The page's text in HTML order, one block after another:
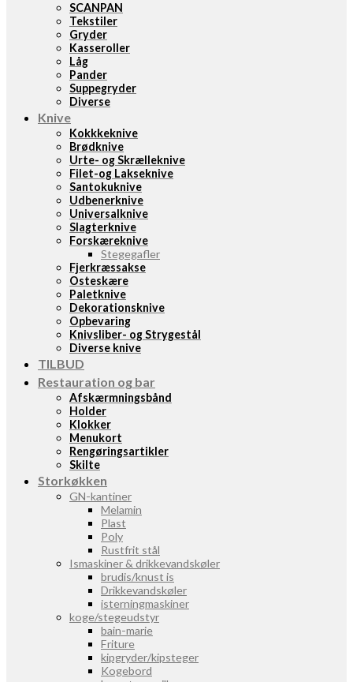
SCANPAN
Tekstiler
Gryder
Kasseroller
Låg
Pander
Suppegryder
Diverse
Knive
Kokkkeknive
Brødknive
Urte- og Skrælleknive
Filet-og Lakseknive
Santokuknive
Udbenerknive
Universalknive
Slagterknive
Forskæreknive
Stegegafler
Fjerkræssakse
Osteskære
Paletknive
Dekorationsknive
Opbevaring
Knivsliber- og Strygestål
Diverse knive
TILBUD
Restauration og bar
Afskærmningsbånd
Holder
Klokker
Menukort
Rengøringsartikler
Skilte
Storkøkken
GN-kantiner
Melamin
Plast
Poly
Rustfrit stål
Ismaskiner & drikkevandskøler
brudis/knust is
Drikkevandskøler
isterningmaskiner
koge/stegeudstyr
bain-marie
Friture
kipgryder/kipsteger
Kogebord